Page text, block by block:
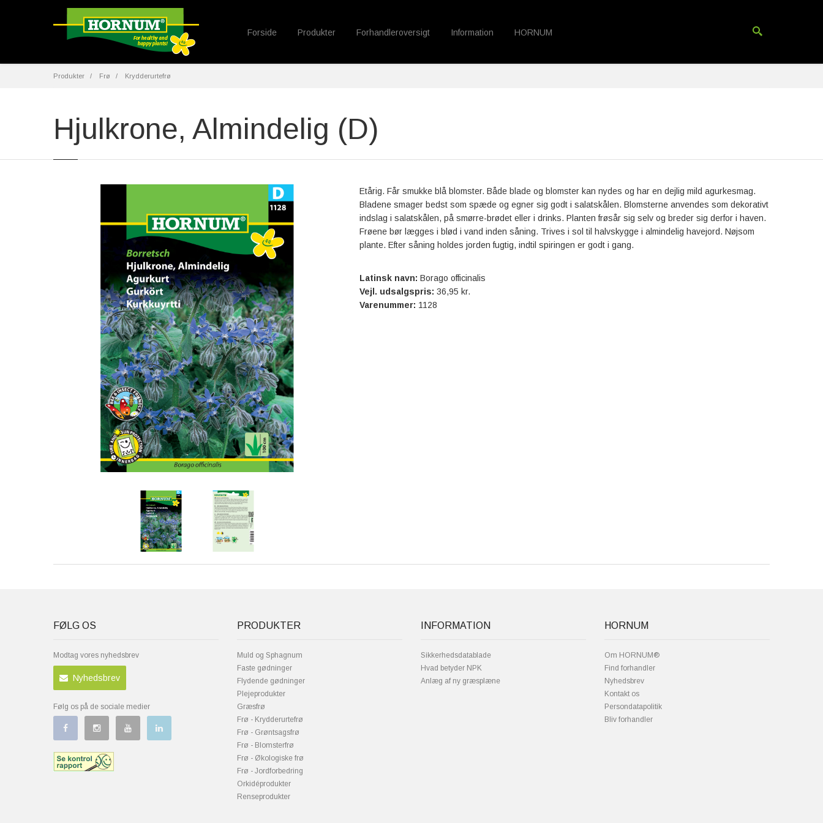
Forside Produkter Forhandleroversigt Information HORNUM
Produkter Frø Krydderurtefrø
Hjulkrone, Almindelig (D)
Etårig. Får smukke blå blomster. Både blade og blomster kan nydes og har en dejlig mild agurkesmag.
Bladene smager bedst som spæde og egner sig godt i salatskålen. Blomsterne anvendes som dekorativt
indslag i salatskålen, på smørre-brødet eller i drinks. Planten frøsår sig selv og breder sig derfor i haven.
Frøene bør lægges i blød i vand inden såning. Trives i sol til halvskygge i almindelig havejord. Nøjsom
plante. Efter såning holdes jorden fugtig, indtil spiringen er godt i gang.
Latinsk navn: Borago officinalis
Vejl. udsalgspris: 36,95 kr.
Varenummer: 1128
FØLG OS
Modtag vores nyhedsbrev
Nyhedsbrev
Følg os på de sociale medier
PRODUKTER
Muld og Sphagnum
Faste gødninger
Flydende gødninger
Plejeprodukter
Græsfrø
Frø - Krydderurtefrø
Frø - Grøntsagsfrø
Frø - Blomsterfrø
Frø - Økologiske frø
Frø - Jordforbedring
Orkidéprodukter
Renseprodukter
INFORMATION
Sikkerhedsdatablade
Hvad betyder NPK
Anlæg af ny græsplæne
HORNUM
Om HORNUM®
Find forhandler
Nyhedsbrev
Kontakt os
Persondatapolitik
Bliv forhandler